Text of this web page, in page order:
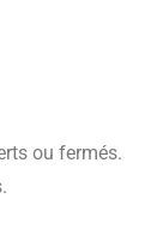
ou fermés.